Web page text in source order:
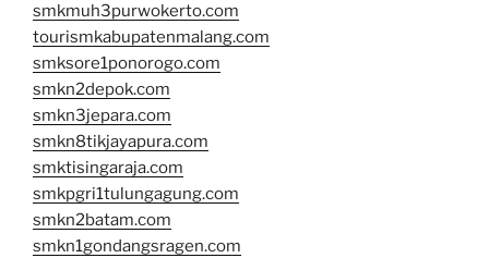
smkmuh3purwokerto.com
tourismkabupatenmalang.com
smksore1ponorogo.com
smkn2depok.com
smkn3jepara.com
smkn8tikjayapura.com
smktisingaraja.com
smkpgri1tulungagung.com
smkn2batam.com
smkn1gondangsragen.com